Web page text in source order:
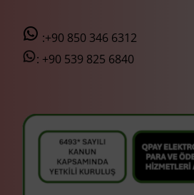
:+90 850 346 6312
: +90 539 825 6840